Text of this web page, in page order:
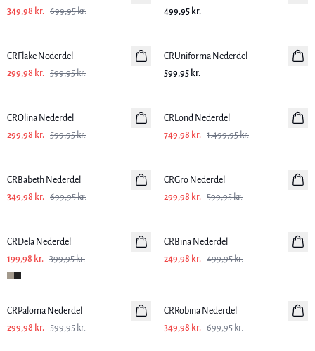
349,98 kr. 699,95 kr.
499,95 kr.
CRFlake Nederdel
299,98 kr. 599,95 kr.
CRUniforma Nederdel
599,95 kr.
CROlina Nederdel
299,98 kr. 599,95 kr.
CRLond Nederdel
749,98 kr. 1.499,95 kr.
CRBabeth Nederdel
349,98 kr. 699,95 kr.
CRGro Nederdel
299,98 kr. 599,95 kr.
CRDela Nederdel
199,98 kr. 399,95 kr.
CRBina Nederdel
249,98 kr. 499,95 kr.
-50%
CRPaloma Nederdel
299,98 kr. 599,95 kr.
CRRobina Nederdel
349,98 kr. 699,95 kr.